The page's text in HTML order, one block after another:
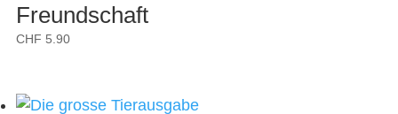
Freundschaft
CHF 5.90